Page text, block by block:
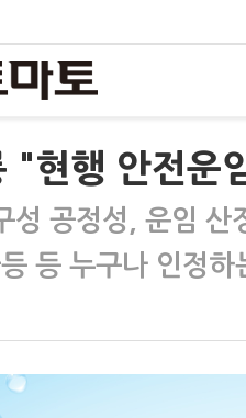
"현행 안전운
성 공정성, 운임 산
등 누구나 인정하